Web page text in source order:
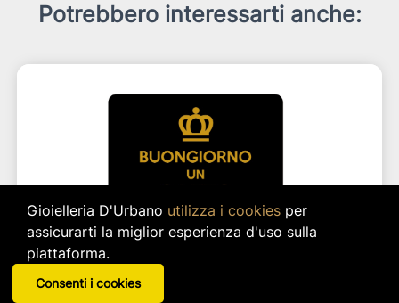
Potrebbero interessarti anche:
Tovaglietta In Pp Cm 4530 -
StampaBuongiorno ..
Gioielleria D'Urbano utilizza i cookiesper
assicurarti la miglior esperienza d'uso sulla
piattaforma.
Consenti i cookies